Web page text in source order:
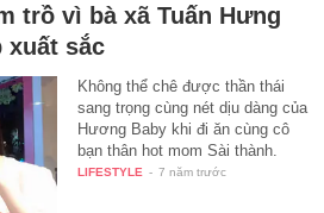
trồ vì bà xã Tuấn Hưng
xuất sắc
Không thể chê được thần thái
sang trọng cùng nét dịu dàng của
Hương Baby khi đi ăn cùng cô
bạn thân hot mom Sài thành.
LIFESTYLE - 7 năm trước